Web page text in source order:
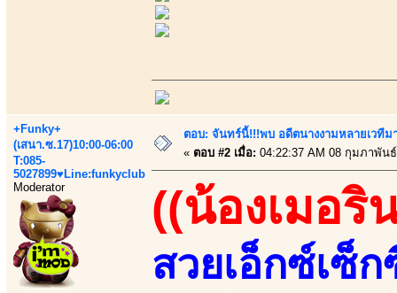
+Funky+
(เสนา.ซ.17)10:00-06:00
T:085-
5027899♥Line:funkyclub
Moderator
ตอบ: จันทร์นี้!!!พบ อดีตนางงามหลายเวที
« ตอบ #2 เมื่อ: 04:22:37 AM 08 กุมภาพัน
((น้องเมอริ
สวยเอ็กซ์เซ็